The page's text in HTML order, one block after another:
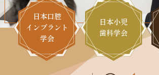
日本口腔
インプラント
学会
日本小児
歯科学会